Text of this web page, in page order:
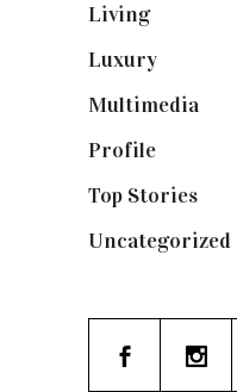
Living(337)
Luxury
Multimedia
Profile
Top Stories
Uncategorized